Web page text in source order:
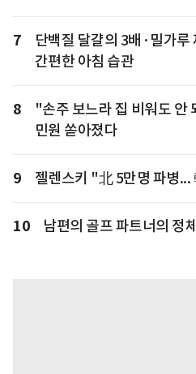
7
단백질 달걀의 3배·밀가루
간편한 아침 습관
8
"손주 보느라 집 비워도 안
민원 쏟아졌다
9 젤렌스키 "北 5만명 파병...
10 남편의 골프 파트너의 정체